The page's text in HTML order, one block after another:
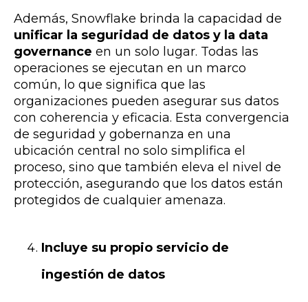
Además, Snowflake brinda la capacidad de
unificar la seguridad de datos y la data
governance en un solo lugar. Todas las
operaciones se ejecutan en un marco
común, lo que significa que las
organizaciones pueden asegurar sus datos
con coherencia y eficacia. Esta convergencia
de seguridad y gobernanza en una
ubicación central no solo simplifica el
proceso, sino que también eleva el nivel de
protección, asegurando que los datos están
protegidos de cualquier amenaza.
Incluye su propio servicio de
ingestión de datos